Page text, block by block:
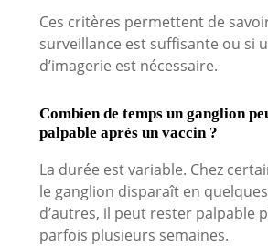
Ces critères permettent de
surveillance est suffisante ou si
d’imagerie est nécessaire.
Combien de temps un ganglion
palpable après un vaccin ?
La durée est variable. Chez
le ganglion disparaît en
d’autres, il peut rester palpable
parfois plusieurs semaines.